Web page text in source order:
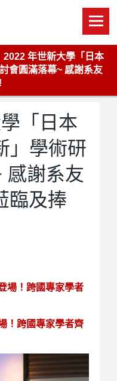
2022 年世新大學「日本
會圓滿落幕~ 感謝系友
「日本
」學術研
感謝系友
臨及捧
場！跨國專家學者
！跨國專家學者齊